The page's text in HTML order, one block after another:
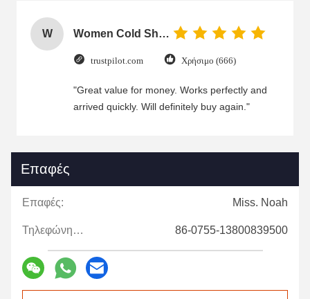
W Women Cold Shoulder V Neck Rayon Blouse
trustpilot.com Χρήσιμο (666)
"Great value for money. Works perfectly and
arrived quickly. Will definitely buy again."
Επαφές
Επαφές: Miss. Noah
Τηλεφώνημα: 86-0755-13800839500